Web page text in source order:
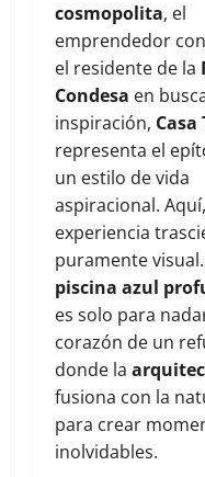
cosmopolita, el
emprendedor
el residente de la
Condesa en
inspiración, Casa
representa el
un estilo de vida
aspiracional.
experiencia
puramente visual.
piscina azul
es solo para
corazón de un
donde la
fusiona con la
para crear
inolvidables.